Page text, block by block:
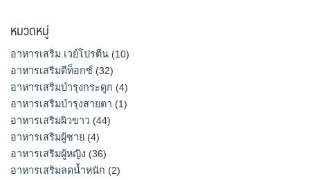
หมวดหมู่
อาหารเสริม เวย์โปรตีน (10)
อาหารเสริมดีท็อกซ์ (32)
อาหารเสริมบำรุงกระดูก (4)
อาหารเสริมบำรุงสายตา (1)
อาหารเสริมผิวขาว (44)
อาหารเสริมผู้ชาย (4)
อาหารเสริมผู้หญิง (36)
อาหารเสริมลดน้ำหนัก (2)